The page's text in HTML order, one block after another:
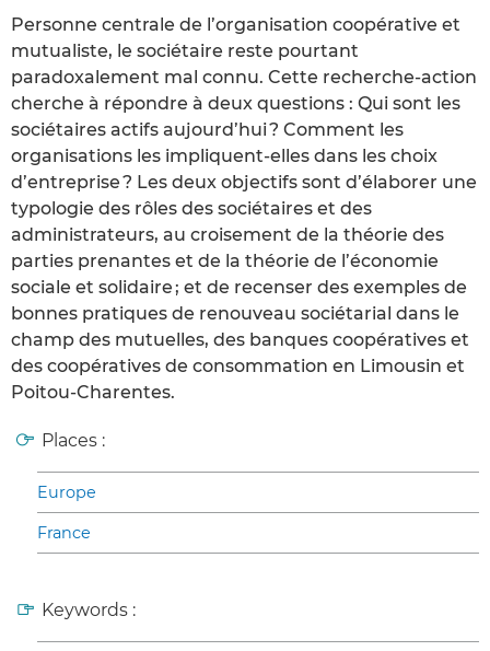
Personne centrale de l’organisation coopérative et
mutualiste, le sociétaire reste pourtant
paradoxalement mal connu. Cette recherche-action
cherche à répondre à deux questions : Qui sont les
sociétaires actifs aujourd’hui ? Comment les
organisations les impliquent-elles dans les choix
d’entreprise ? Les deux objectifs sont d’élaborer une
typologie des rôles des sociétaires et des
administrateurs, au croisement de la théorie des
parties prenantes et de la théorie de l’économie
sociale et solidaire ; et de recenser des exemples de
bonnes pratiques de renouveau sociétarial dans le
champ des mutuelles, des banques coopératives et
des coopératives de consommation en Limousin et
Poitou-Charentes.
Places :
Europe
France
Keywords :